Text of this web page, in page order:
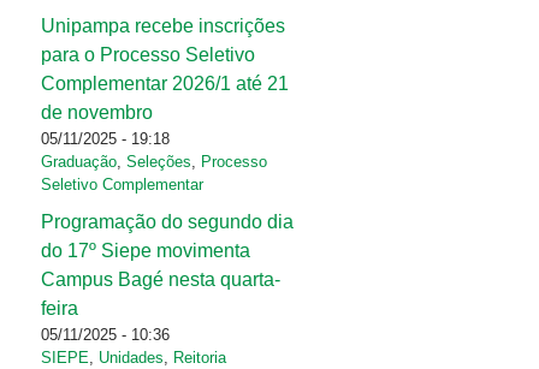
Unipampa recebe inscrições
para o Processo Seletivo
Complementar 2026/1 até 21
de novembro
05/11/2025 - 19:18
Graduação, Seleções, Processo
Seletivo Complementar
Programação do segundo dia
do 17º Siepe movimenta
Campus Bagé nesta quarta-
feira
05/11/2025 - 10:36
SIEPE, Unidades, Reitoria